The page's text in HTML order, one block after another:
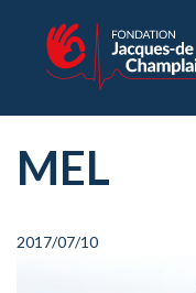
MEL
2017/07/10